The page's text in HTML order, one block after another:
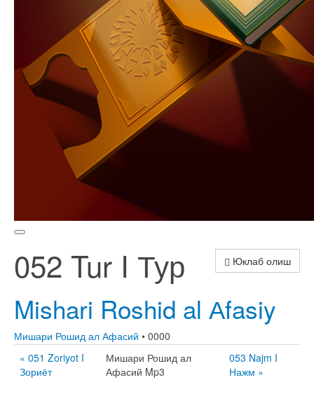
Юклаб олиш
052 Tur I Тур
Mishari Roshid al Аfasiy
Мишари Рошид ал Афасий • 0000
« 051 Zoriyot I
Зориёт
Мишари Рошид ал
Афасий Mp3
053 Najm I
Нажм »